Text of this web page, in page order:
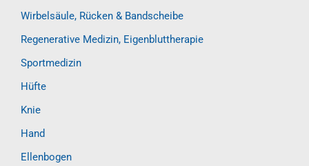
Wirbelsäule, Rücken & Bandscheibe
Regenerative Medizin, Eigenbluttherapie
Sportmedizin
Hüfte
Knie
Hand
Ellenbogen